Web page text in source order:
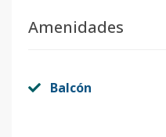
Amenidades
Balcón